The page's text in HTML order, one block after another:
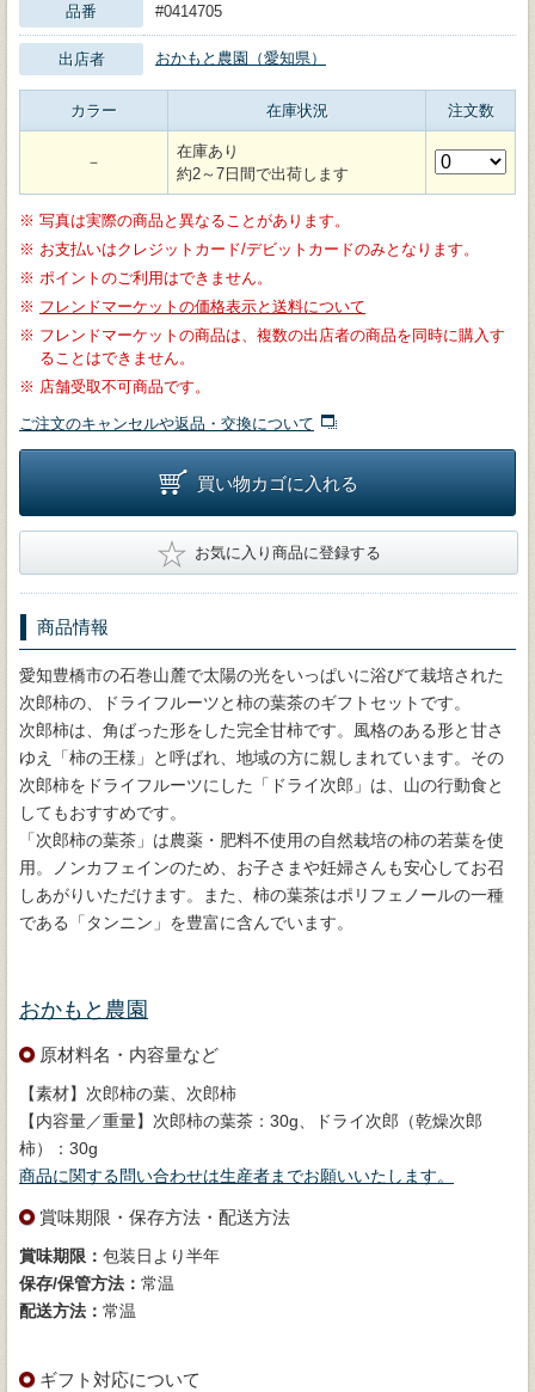
品番 #0414705
出店者 おかもと農園（愛知県）
カラー 在庫状況 注文数
－
在庫あり
約2～7日間で出荷します
※ 写真は実際の商品と異なることがあります。
※ お支払いはクレジットカード/デビットカードのみとなります。
※ ポイントのご利用はできません。
※ フレンドマーケットの価格表示と送料について
※ フレンドマーケットの商品は、複数の出店者の商品を同時に購入す
ることはできません。
※ 店舗受取不可商品です。
ご注文のキャンセルや返品・交換について
買い物カゴに入れる
★ お気に入り商品に登録する
商品情報
愛知豊橋市の石巻山麓で太陽の光をいっぱいに浴びて栽培された
次郎柿の、ドライフルーツと柿の葉茶のギフトセットです。
次郎柿は、角ばった形をした完全甘柿です。風格のある形と甘さ
ゆえ「柿の王様」と呼ばれ、地域の方に親しまれています。その
次郎柿をドライフルーツにした「ドライ次郎」は、山の行動食と
してもおすすめです。
「次郎柿の葉茶」は農薬・肥料不使用の自然栽培の柿の若葉を使
用。ノンカフェインのため、お子さまや妊婦さんも安心してお召
しあがりいただけます。また、柿の葉茶はポリフェノールの一種
である「タンニン」を豊富に含んでいます。
おかもと農園
原材料名・内容量など
【素材】次郎柿の葉、次郎柿
【内容量／重量】次郎柿の葉茶：30g、ドライ次郎（乾燥次郎
柿）：30g
商品に関する問い合わせは生産者までお願いいたします。
賞味期限・保存方法・配送方法
賞味期限： 包装日より半年
保存/保管方法： 常温
配送方法： 常温
ギフト対応について